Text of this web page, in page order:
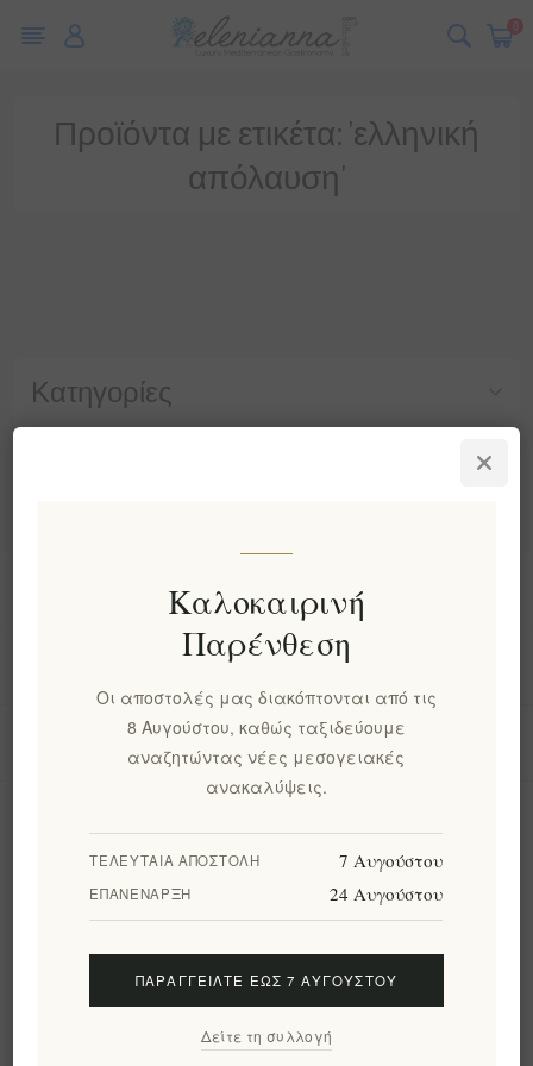
0
Κατηγορίες
Προϊόντα με ετικέτα: 'ελληνική
απόλαυση'
Πληροφορίες
Ο λογαριασμός μου
Εργαλεία σελίδας
Ακολουθήστε μας
Καλοκαιρινή
Παρένθεση
Οι αποστολές μας διακόπτονται από τις
8 Αυγούστου, καθώς ταξιδεύουμε
αναζητώντας νέες μεσογειακές
ανακαλύψεις.
ΤΕΛΕΥΤΑΊΑ ΑΠΟΣΤΟΛΉ 7 Αυγούστου
ΕΠΑΝΈΝΑΡΞΗ 24 Αυγούστου
ΠΑΡΑΓΓΕΊΛΤΕ ΈΩΣ 7 ΑΥΓΟΎΣΤΟΥ
Δείτε τη συλλογή